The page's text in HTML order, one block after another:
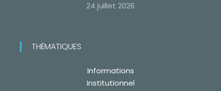
24 juillet 2026
THÉMATIQUES
Informations
Institutionnel